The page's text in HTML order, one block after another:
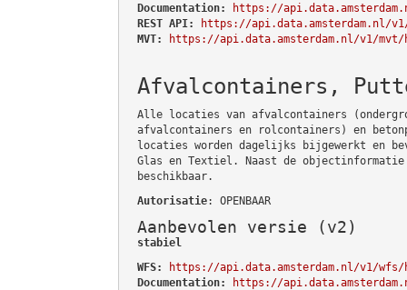
Documentation:
https://
REST API:
https://api.data.amsterdam.nl/
MVT:
https://api.data.amsterdam.nl/v1/mvt/
Afvalcontainers,
Alle locaties van afvalcontainers
afvalcontainers en rolcontainers) en
locaties worden dagelijks bijgewerkt en
Glas en Textiel. Naast de objectinformatie
beschikbaar.
Autorisatie: OPENBAAR
Aanbevolen versie (v2)
stabiel
WFS:
https://api.data.amsterdam.nl/v1/
Documentation:
https://